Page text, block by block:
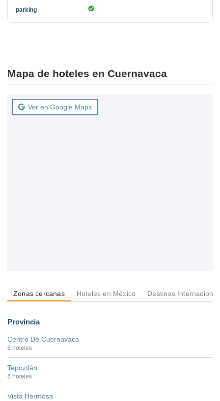
Mapa de hoteles en Cuernavaca
Ver en Google Maps
Zonas cercanas Hoteles en México Destinos
Provincia
Centro De Cuernavaca
6 hoteles
Tepoztlán
6 hoteles
Vista Hermosa